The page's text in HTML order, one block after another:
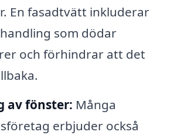
En fasadtvätt inkluderar
som dödar
och förhindrar att det
av fönster: Många
erbjuder också